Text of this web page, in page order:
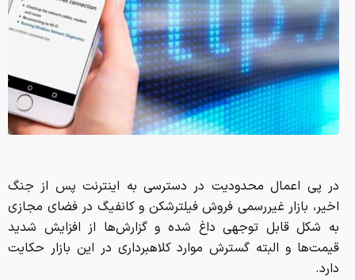
در پی اعمال محدودیت‌ در دسترسی به اینترنت پس از جنگ
اخیر، بازار غیررسمی فروش فیلترشکن و کانفیگ در فضای مجازی
به شکل قابل توجهی داغ شده و گزارش‌ها از افزایش شدید
قیمت‌ها و البته گسترش موارد کلاهبرداری در این بازار حکایت
دارد.